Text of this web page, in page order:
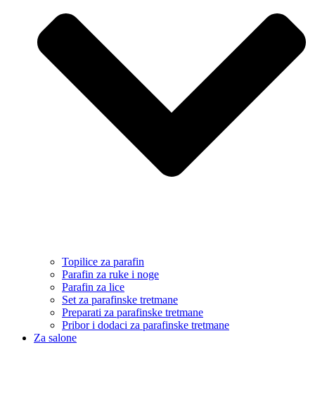
Topilice za parafin
Parafin za ruke i noge
Parafin za lice
Set za parafinske tretmane
Preparati za parafinske tretmane
Pribor i dodaci za parafinske tretmane
Za salone